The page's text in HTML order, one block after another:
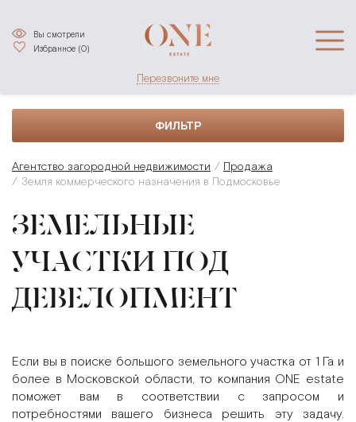
Избранное (0)
Вы смотрели
Перезвоните мне
ФИЛЬТР
Агентство загородной недвижимости
Продажа
Земля коммерческого назначения в Подмосковье
ЗЕМЕЛЬНЫЕ
УЧАСТКИ ПОД
ДЕВЕЛОПМЕНТ
Если вы в поиске большого земельного участка от 1 Га и
более в Московской области, то компания ONE estate
поможет вам в соответствии с запросом и
потребностями вашего бизнеса решить эту задачу.